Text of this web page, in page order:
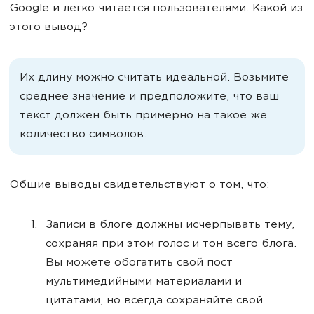
Google и легко читается пользователями. Какой из
этого вывод?
Их длину можно считать идеальной. Возьмите
среднее значение и предположите, что ваш
текст должен быть примерно на такое же
количество символов.
Общие выводы свидетельствуют о том, что:
Записи в блоге должны исчерпывать тему,
сохраняя при этом голос и тон всего блога.
Вы можете обогатить свой пост
мультимедийными материалами и
цитатами, но всегда сохраняйте свой